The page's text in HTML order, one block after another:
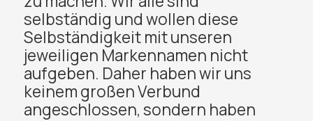
selbständig und wollen diese
Selbständigkeit mit unseren
jeweiligen Markennamen nicht
aufgeben. Daher haben wir uns
keinem großen Verbund
angeschlossen, sondern haben